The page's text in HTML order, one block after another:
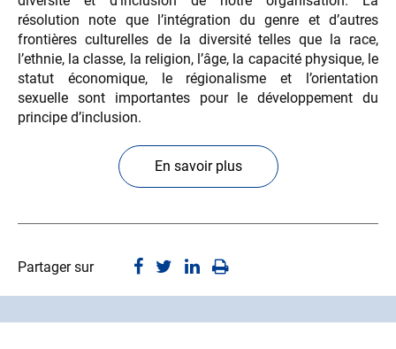
résolution note que l’intégration du genre et d’autres
frontières culturelles de la diversité telles que la race,
l’ethnie, la classe, la religion, l’âge, la capacité physique, le
statut économique, le régionalisme et l’orientation
sexuelle sont importantes pour le développement du
principe d’inclusion.
En savoir plus
Partager sur